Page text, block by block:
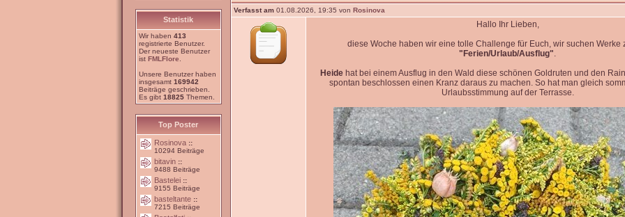
Statistik
Wir haben 413
registrierte Benutzer.
Der neueste Benutzer
ist FMLFlore
Unsere Benutzer haben
insgesamt 169942
Beiträge geschrieben.
Es gibt 18825Themen.
Top Poster
Rosinova ::
10294 Beiträge
bitavin ::
9488 Beiträge
Bastelei ::
9155 Beiträge
basteltante ::
7215 Beiträge
Verfasst am01.08.2026, 19:35 von Rosinova
Hallo Ihr Lieben,
diese Woche haben wir eine tolle Challenge für Euch, wir suchen Werke
"Ferien/Urlaub/Ausflug".
Heide hat bei einem Ausflug in den Wald diese schönen Goldruten und den
spontan beschlossen einen Kranz daraus zu machen. So hat man gleich
Urlaubsstimmung auf der Terrasse.